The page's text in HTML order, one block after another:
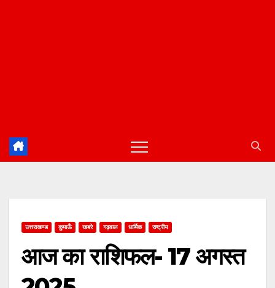
उत्तराखण्ड कुमाऊँ खबरे गढ़वाल धार्मिक राष्ट्रीय
आज का राशिफल- 17 अगस्त